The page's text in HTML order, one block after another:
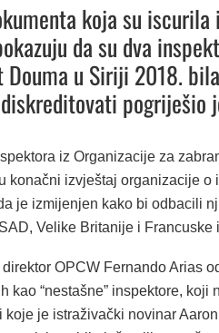
koja su
da su dva
Douma u Siriji 2018.
pogriješio
iz Organizacije za
konačni izvještaj organizacije o
je izmijenjen kako bi odbacili
Velike Britanije i
OPCW Fernando Arias
kao “nestašne” inspektore,
koje je istraživački novinar